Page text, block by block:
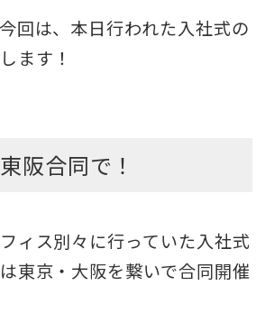
回は、本日行われた入社式の
ます！
阪合同で！
ィス別々に行っていた入社式
東京・大阪を繋いで合同開催